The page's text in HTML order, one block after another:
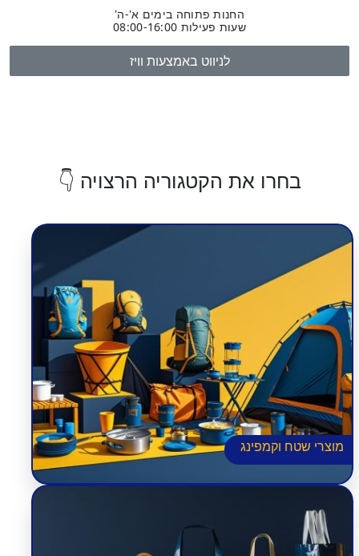
החנות פתוחה בימים א'-ה'
שעות פעילות 08:00-16:00
לניווט באמצעות וויז
בחרו את הקטגוריה הרצויה 👇
מוצרי שטח וקמפינג
שקיות תרמיות
שקיות קראפט